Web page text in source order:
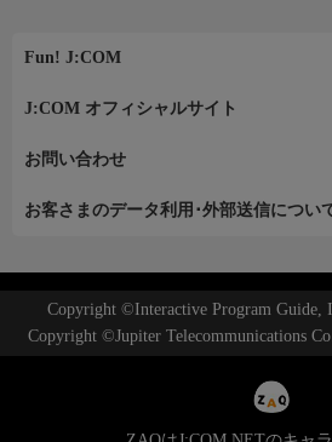
Fun! J:COM
J:COM オフィシャルサイト
お問い合わせ
お客さまのデータ利用･外部送信につい
Copyright ©Interactive Program Guide,
Copyright ©Jupiter Telecommunications